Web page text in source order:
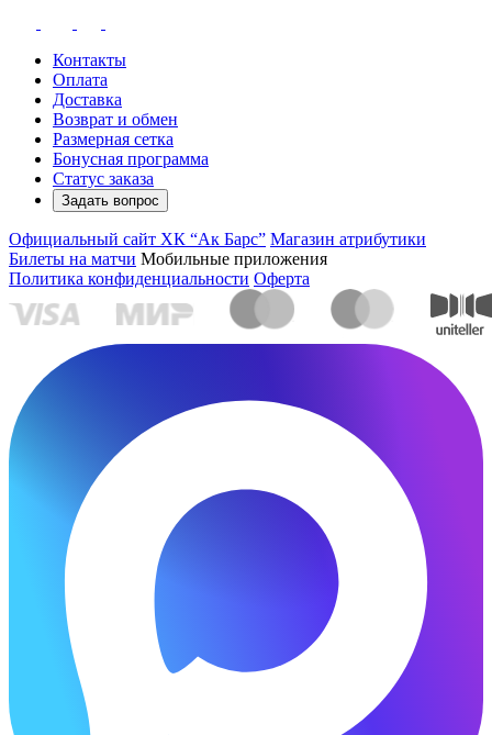
Контакты
Оплата
Доставка
Возврат и обмен
Размерная сетка
Бонусная программа
Статус заказа
Задать вопрос
Официальный сайт ХК “Ак Барс” Магазин атрибутики
Билеты на матчи Мобильные приложения
Политика конфиденциальности Оферта